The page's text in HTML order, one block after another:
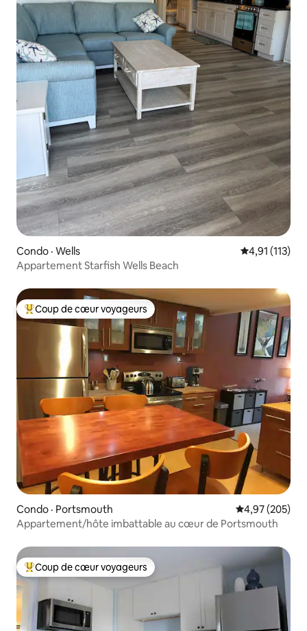
Condo · Wells Note
4,91 (113)
Appartement Starfish Wells Beach
Coup de cœur voyageurs parmi les plus aimés
Coup de cœur voyageurs
Condo · Portsmouth Note
4,97 (205)
Appartement/hôte imbattable au cœur de Portsmouth
Coup de cœur voyageurs parmi les plus aimés
Coup de cœur voyageurs